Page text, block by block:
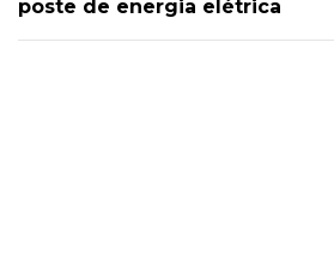
poste de energia elétrica